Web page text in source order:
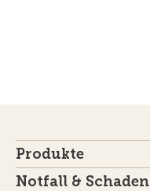
Produkte
Notfall & Schaden